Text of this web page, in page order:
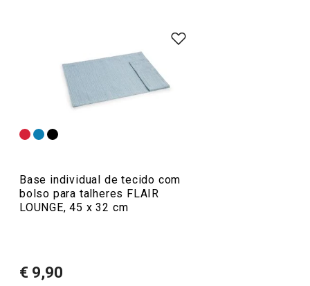
Base individual de tecido com
bolso para talheres FLAIR
LOUNGE, 45 x 32 cm
€ 9,90